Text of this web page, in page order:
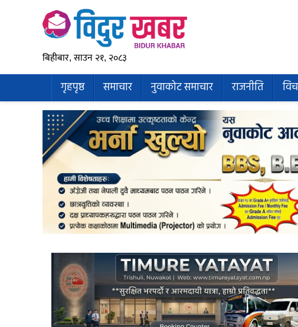
बिहीबार, साउन २१, २०८३
गृहपृष्ठ समाचार नुवाकोट समाचार राजनीति